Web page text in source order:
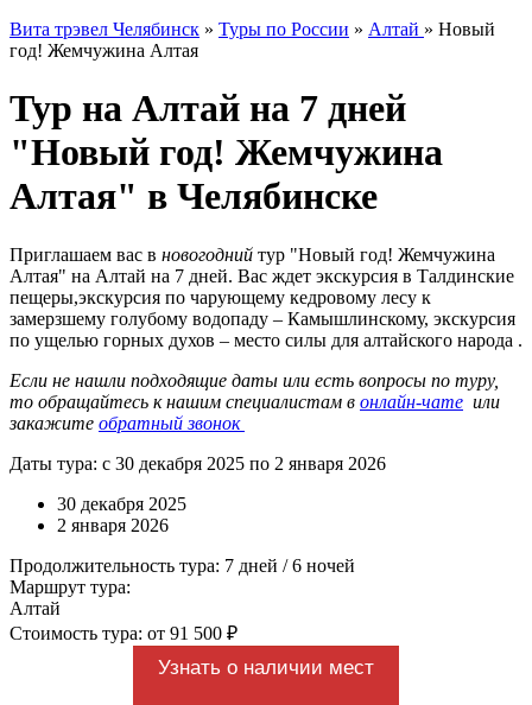
Вита трэвел Челябинск » Туры по России » Алтай » Новый
год! Жемчужина Алтая
Тур на Алтай на 7 дней
"Новый год! Жемчужина
Алтая" в Челябинске
Приглашаем вас в новогодний тур "Новый год! Жемчужина
Алтая" на Алтай на 7 дней. Вас ждет экскурсия в Талдинские
пещеры,экскурсия по чарующему кедровому лесу к
замерзшему голубому водопаду – Камышлинскому, экскурсия
по ущелью горных духов – место силы для алтайского народа .
Если не нашли подходящие даты или есть вопросы по туру,
то обращайтесь к нашим специалистам в онлайн-чате или
закажите обратный звонок
Даты тура: с 30 декабря 2025 по 2 января 2026
30 декабря 2025
2 января 2026
Продолжительность тура: 7 дней / 6 ночей
Маршрут тура:
Алтай
Стоимость тура: от 91 500 ₽
Узнать о наличии мест